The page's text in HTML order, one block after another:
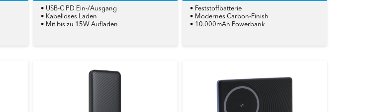
• Feststoffbatterie
• Modernes Carbon-Finish
• 10.000mAh Powerbank
• USB-C PD Ein-/Ausgang
• Kabelloses Laden
• Mit bis zu 15W Aufladen